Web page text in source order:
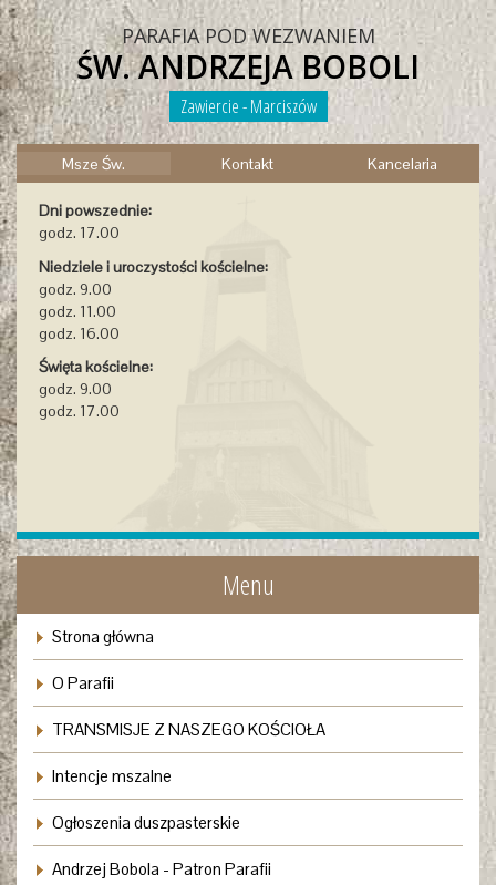
PARAFIA POD WEZWANIEM
ŚW. ANDRZEJA BOBOLI
Zawiercie - Marciszów
Msze Św. Kontakt Kancelaria
Dni powszednie:
godz. 17.00
Niedziele i uroczystości kościelne:
godz. 9.00
godz. 11.00
godz. 16.00
Święta kościelne:
godz. 9.00
godz. 17.00
Menu
Strona główna
O Parafii
TRANSMISJE Z NASZEGO KOŚCIOŁA
Intencje mszalne
Ogłoszenia duszpasterskie
Andrzej Bobola - Patron Parafii